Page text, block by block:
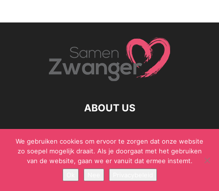
ABOUT US
© Samen Zwanger - Copyright - Gericht Media 2017 - 2021
We gebruiken cookies om ervoor te zorgen dat onze website
zo soepel mogelijk draait. Als je doorgaat met het gebruiken
van de website, gaan we er vanuit dat ermee instemt.